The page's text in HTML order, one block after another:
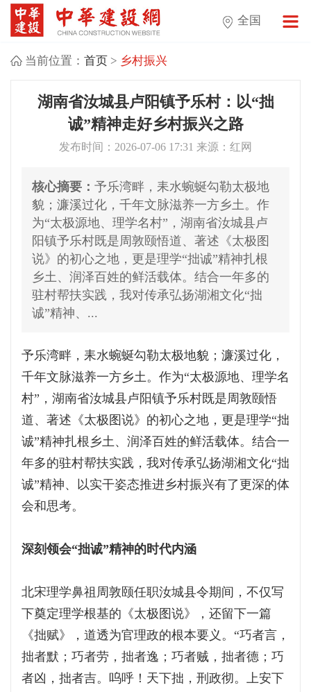
全国
当前位置： 首页> 乡村振兴
湖南省汝城县卢阳镇予乐村：以“拙
诚”精神走好乡村振兴之路
发布时间：2026-07-06 17:31 来源：红网
核心摘要： 予乐湾畔，耒水蜿蜒勾勒太极地
貌；濂溪过化，千年文脉滋养一方乡土。作
为“太极源地、理学名村”，湖南省汝城县卢
阳镇予乐村既是周敦颐悟道、著述《太极图
说》的初心之地，更是理学“拙诚”精神扎根
乡土、润泽百姓的鲜活载体。结合一年多的
驻村帮扶实践，我对传承弘扬湖湘文化“拙
诚”精神、...
予乐湾畔，耒水蜿蜒勾勒太极地貌；濂溪过化，
千年文脉滋养一方乡土。作为“太极源地、理学名
村”，湖南省汝城县卢阳镇予乐村既是周敦颐悟
道、著述《太极图说》的初心之地，更是理学“拙
诚”精神扎根乡土、润泽百姓的鲜活载体。结合一
年多的驻村帮扶实践，我对传承弘扬湖湘文化“拙
诚”精神、以实干姿态推进乡村振兴有了更深的体
会和思考。
深刻领会“拙诚”精神的时代内涵
北宋理学鼻祖周敦颐任职汝城县令期间，不仅写
下奠定理学根基的《太极图说》，还留下一篇
《拙赋》，道透为官理政的根本要义。“巧者言，
拙者默；巧者劳，拙者逸；巧者贼，拙者德；巧
者凶，拙者吉。呜呼！天下拙，刑政彻。上安下